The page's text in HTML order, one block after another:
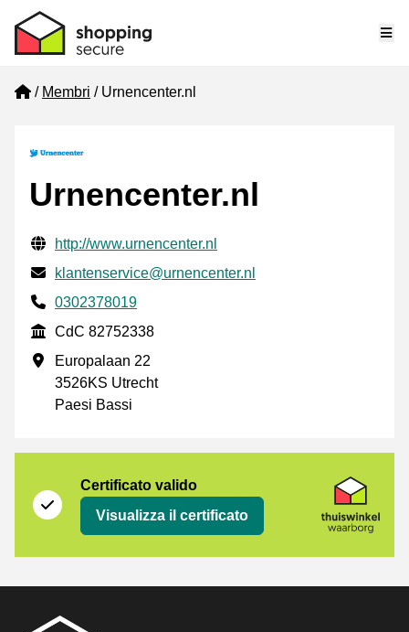
Home
Membri Urnencenter.nl
Urnencenter.nl
Informazioni di contatto verificate
Website URL
http://www.urnencenter.nl
Mail
klantenservice@urnencenter.nl
Phone number
0302378019
CdC
CdC 82752338
Indirizzo commerciale
Europalaan 22
3526KS Utrecht
Paesi Bassi
Certificato valido
Visualizza il certificato